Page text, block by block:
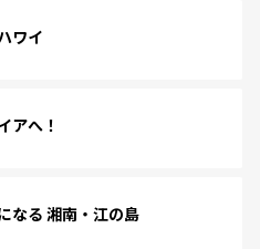
ワイ
アへ！
なる 湘南・江の島